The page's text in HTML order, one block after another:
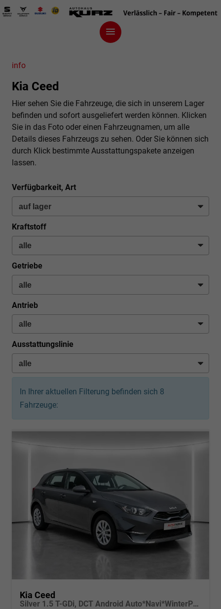
info
Kia Ceed
Hier sehen Sie die Fahrzeuge, die sich in unserem Lager
befinden und sofort ausgeliefert werden können. Klicken
Sie in das Foto oder einen Fahrzeugnamen, um alle
Details dieses Fahrzeugs zu sehen. Oder Sie können sich
durch Klick bestimmte Ausstattungspakete anzeigen
lassen.
Verfügbarkeit, Art
Kraftstoff
Getriebe
Antrieb
Ausstattungslinie
In Ihrer aktuellen Filterung befinden sich 8
Fahrzeuge:
Kia Ceed
Silver 1.5 T-GDi, DCT Android Auto*Navi*WinterPak*Kamera*Klima*PDC hinten